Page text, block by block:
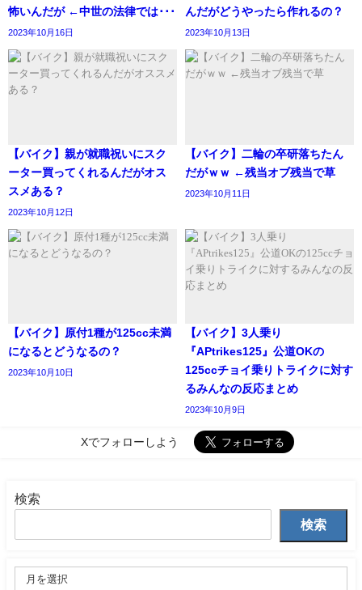
怖いんだが ←中世の法律では･･･
2023年10月16日
んだがどうやったら作れるの？
2023年10月13日
【バイク】親が就職祝いにスク
ーター買ってくれるんだがオス
スメある？
2023年10月12日
【バイク】二輪の卒研落ちたん
だがｗｗ ←残当オブ残当で草
2023年10月11日
【バイク】原付1種が125cc未満
になるとどうなるの？
2023年10月10日
【バイク】3人乗り
『APtrikes125』公道OKの
125ccチョイ乗りトライクに対す
るみんなの反応まとめ
2023年10月9日
Xでフォローしよう
検索
検索